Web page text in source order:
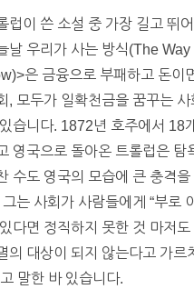
럽이 쓴 소설 중 가장 길고 뛰
날 우리가 사는 방식(The
은 금융으로 부패하고 돈이
, 모두가 일확천금을 꿈꾸는 사
습니다. 1872년 호주에서 18
영국으로 돌아온 트롤럽은 탐
수도 영국의 모습에 큰 충격을
그는 사회가 사람들에게 “부로
다면 정직하지 못한 것 마저
의 대상이 되지 않는다고 가르
고 말한 바 있습니다.